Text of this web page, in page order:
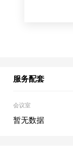
服务配套
会议室
暂无数据